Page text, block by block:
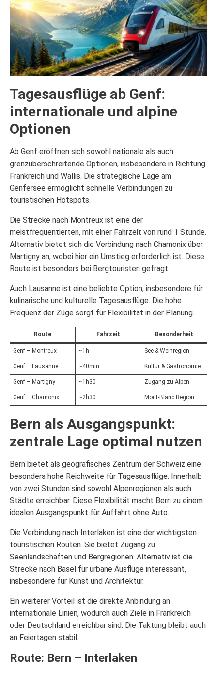
Tagesausflüge ab Genf:
internationale und alpine
Optionen
Ab Genf eröffnen sich sowohl nationale als auch
grenzüberschreitende Optionen, insbesondere in Richtung
Frankreich und Wallis. Die strategische Lage am
Genfersee ermöglicht schnelle Verbindungen zu
touristischen Hotspots.
Die Strecke nach Montreux ist eine der
meistfrequentierten, mit einer Fahrzeit von rund 1 Stunde.
Alternativ bietet sich die Verbindung nach Chamonix über
Martigny an, wobei hier ein Umstieg erforderlich ist. Diese
Route ist besonders bei Bergtouristen gefragt.
Auch Lausanne ist eine beliebte Option, insbesondere für
kulinarische und kulturelle Tagesausflüge. Die hohe
Frequenz der Züge sorgt für Flexibilität in der Planung.
Route Fahrzeit Besonderheit
Genf – Montreux ~1h See & Weinregion
Genf – Lausanne ~40min Kultur & Gastronomie
Genf – Martigny ~1h30 Zugang zu Alpen
Genf – Chamonix ~2h30 Mont-Blanc Region
Bern als Ausgangspunkt:
zentrale Lage optimal nutzen
Bern bietet als geografisches Zentrum der Schweiz eine
besonders hohe Reichweite für Tagesausflüge. Innerhalb
von zwei Stunden sind sowohl Alpenregionen als auch
Städte erreichbar. Diese Flexibilität macht Bern zu einem
idealen Ausgangspunkt für Auffahrt ohne Auto.
Die Verbindung nach Interlaken ist eine der wichtigsten
touristischen Routen. Sie bietet Zugang zu
Seenlandschaften und Bergregionen. Alternativ ist die
Strecke nach Basel für urbane Ausflüge interessant,
insbesondere für Kunst und Architektur.
Ein weiterer Vorteil ist die direkte Anbindung an
internationale Linien, wodurch auch Ziele in Frankreich
oder Deutschland erreichbar sind. Die Taktung bleibt auch
an Feiertagen stabil.
Route: Bern – Interlaken